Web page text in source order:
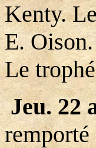
Kenty.
E.
Le
Jeu. 22
remporté